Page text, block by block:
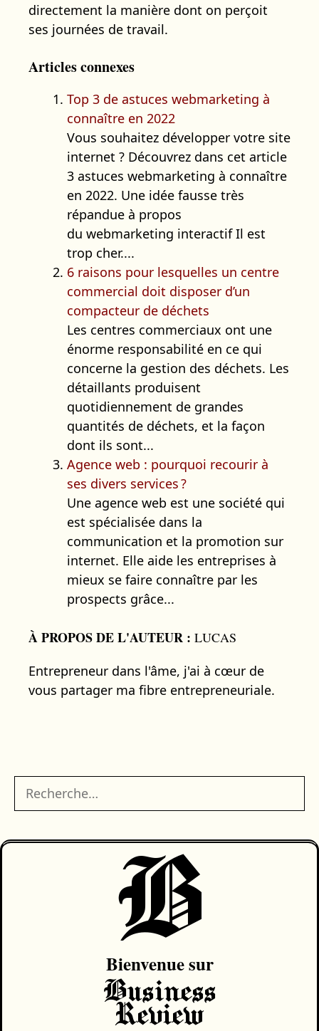
directement la manière dont on perçoit
ses journées de travail.
Articles connexes
Top 3 de astuces webmarketing à
connaître en 2022
Vous souhaitez développer votre site
internet ? Découvrez dans cet article
3 astuces webmarketing à connaître
en 2022. Une idée fausse très
répandue à propos
du webmarketing interactif Il est
trop cher....
6 raisons pour lesquelles un centre
commercial doit disposer d’un
compacteur de déchets
Les centres commerciaux ont une
énorme responsabilité en ce qui
concerne la gestion des déchets. Les
détaillants produisent
quotidiennement de grandes
quantités de déchets, et la façon
dont ils sont...
Agence web : pourquoi recourir à
ses divers services ?
Une agence web est une société qui
est spécialisée dans la
communication et la promotion sur
internet. Elle aide les entreprises à
mieux se faire connaître par les
prospects grâce...
À PROPOS DE L'AUTEUR : LUCAS
Entrepreneur dans l'âme, j'ai à cœur de
vous partager ma fibre entrepreneuriale.
Rechercher :
B
Bienvenue sur
Business
Review